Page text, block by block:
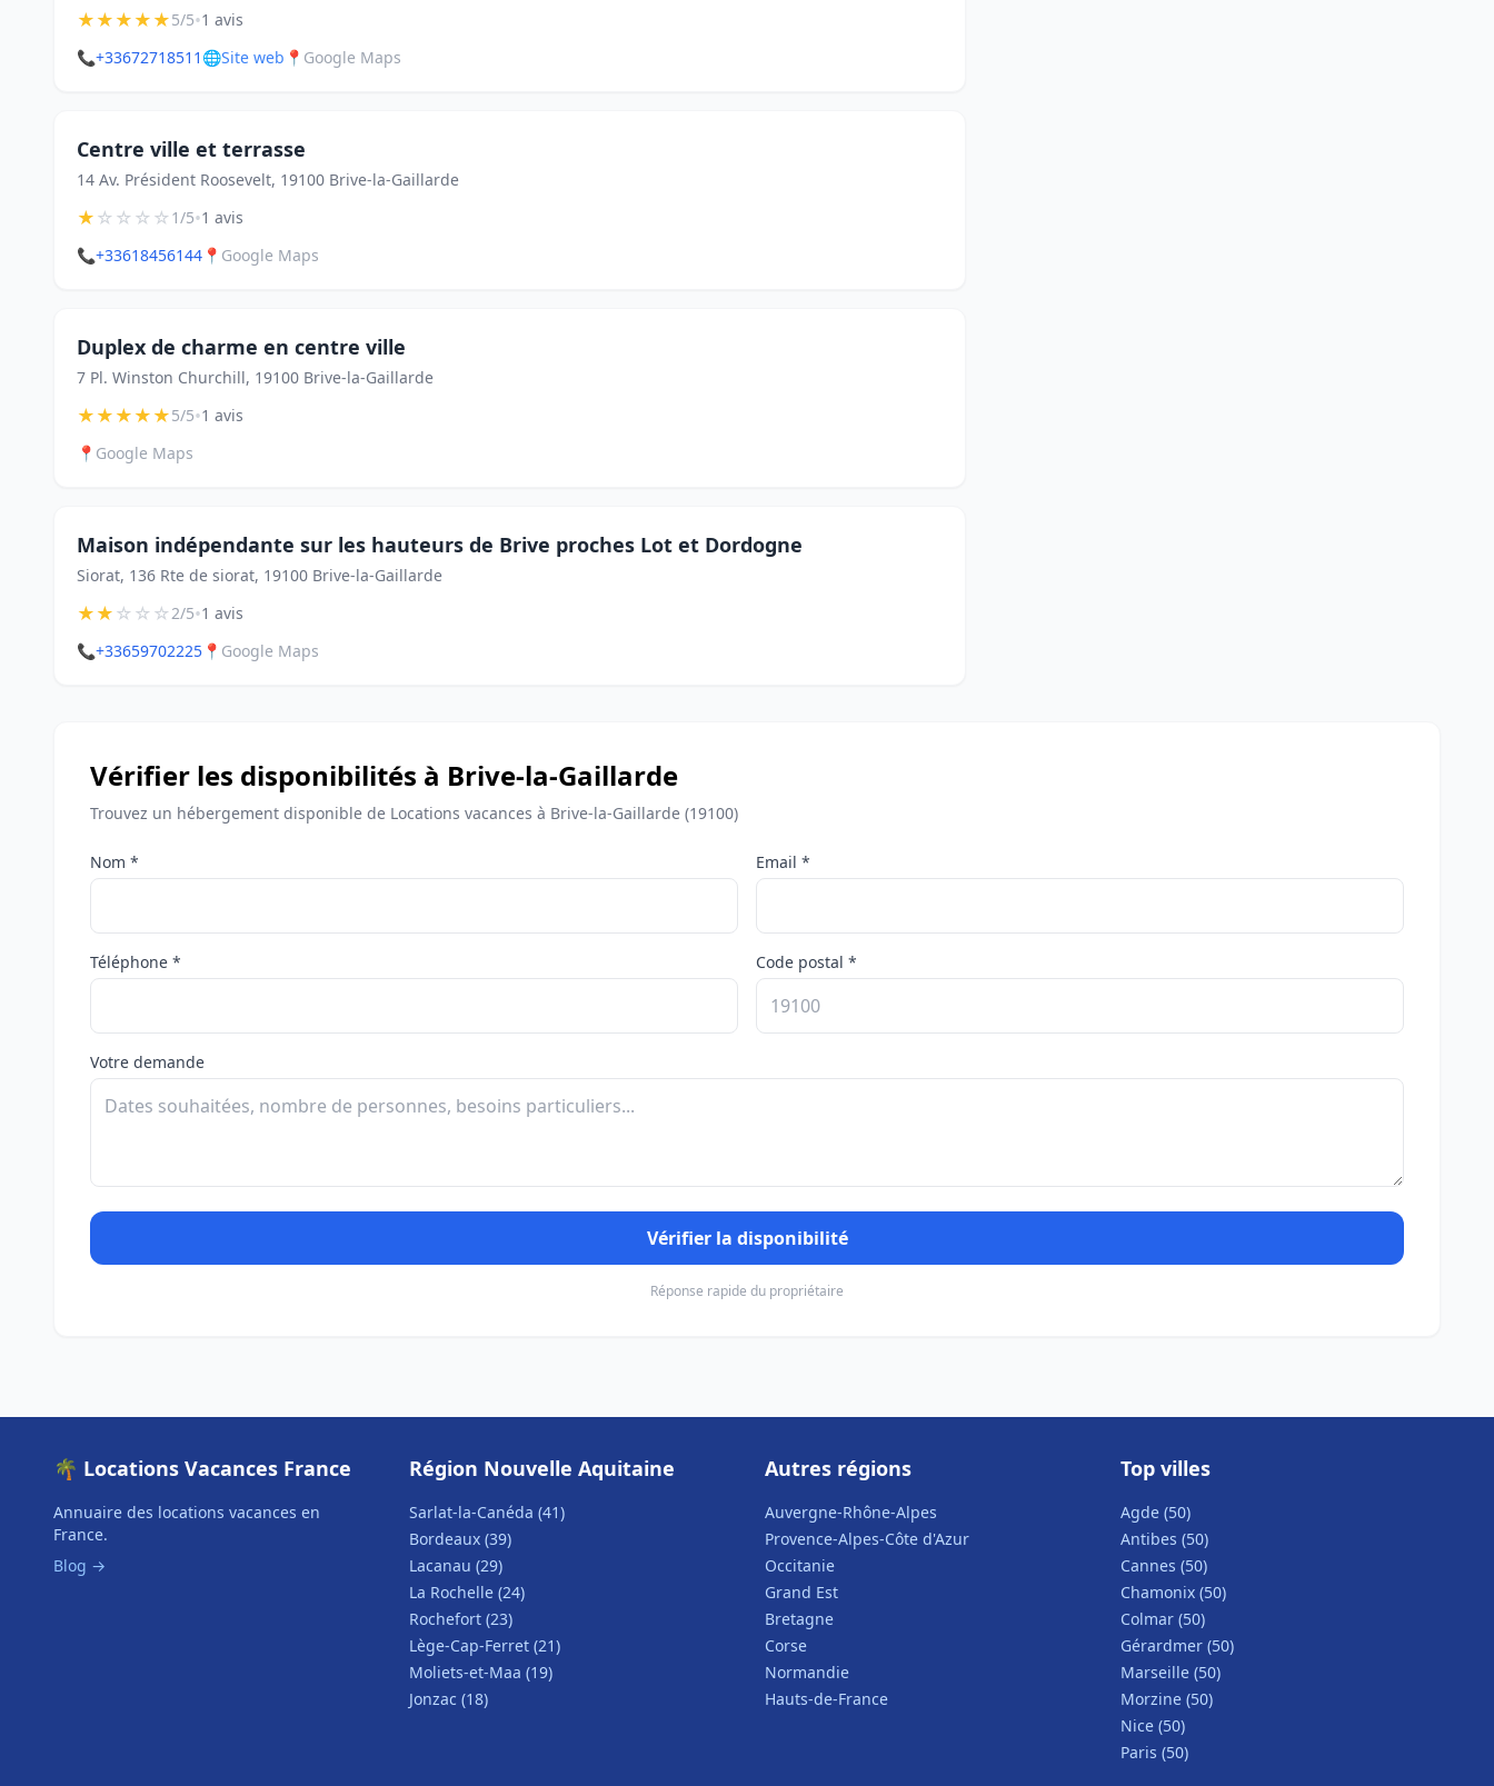
★★★★★5/5•1 avis
📞+33672718511 🌐Site web 📍 Google Maps
Centre ville et terrasse
14 Av. Président Roosevelt, 19100 Brive-la-Gaillarde
★☆☆☆☆1/5•1 avis
📞+33618456144 📍 Google Maps
Duplex de charme en centre ville
7 Pl. Winston Churchill, 19100 Brive-la-Gaillarde
★★★★★5/5•1 avis
📍 Google Maps
Maison indépendante sur les hauteurs de Brive proches Lot et Dordogne
Siorat, 136 Rte de siorat, 19100 Brive-la-Gaillarde
★★☆☆☆2/5•1 avis
📞+33659702225 📍 Google Maps
Vérifier les disponibilités à Brive-la-Gaillarde
Trouvez un hébergement disponible de Locations vacances à Brive-la-Gaillarde (19100)
Nom * Email *
Téléphone * Code postal *
Votre demande
Vérifier la disponibilité
Réponse rapide du propriétaire
🌴 Locations Vacances France
Annuaire des locations vacances en
France.
Blog →
Région Nouvelle Aquitaine
Sarlat-la-Canéda (41)
Bordeaux (39)
Lacanau (29)
La Rochelle (24)
Rochefort (23)
Lège-Cap-Ferret (21)
Moliets-et-Maa (19)
Jonzac (18)
Autres régions
Auvergne-Rhône-Alpes
Provence-Alpes-Côte d'Azur
Occitanie
Grand Est
Bretagne
Corse
Normandie
Hauts-de-France
Top villes
Agde (50)
Antibes (50)
Cannes (50)
Chamonix (50)
Colmar (50)
Gérardmer (50)
Marseille (50)
Morzine (50)
Nice (50)
Paris (50)